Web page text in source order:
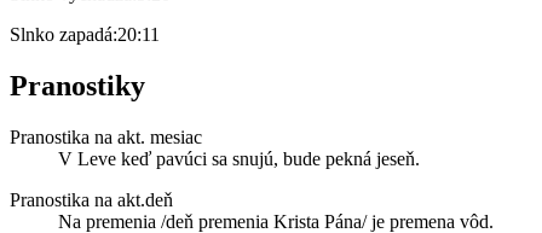
Slnko zapadá:20:11
Pranostiky
Pranostika na akt. mesiac
V Leve keď pavúci sa snujú, bude pekná jeseň.
Pranostika na akt.deň
Na premenia /deň premenia Krista Pána/ je premena vôd.